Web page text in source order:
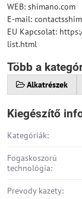
WEB: shimano.com
E-mail:
EU Kapcsolat:
list.html
Több a
Alkatrészek
Kiegészítő
Kategóriák:
Fogaskoszorú
technológia:
Prevody kazety: